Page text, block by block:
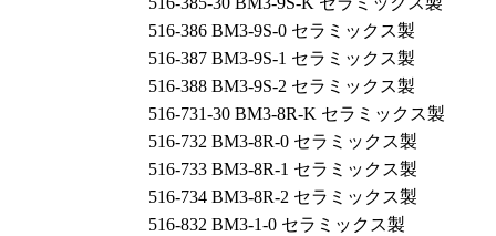
516-386 BM3-9S-0 セラミックス製
516-387 BM3-9S-1 セラミックス製
516-388 BM3-9S-2 セラミックス製
516-731-30 BM3-8R-K セラミックス製
516-732 BM3-8R-0 セラミックス製
516-733 BM3-8R-1 セラミックス製
516-734 BM3-8R-2 セラミックス製
516-832 BM3-1-0 セラミックス製